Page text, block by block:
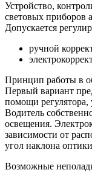
Устройство,
световых приборов
Допускается
ручной
Принцип работы в
Первый вариант
помощи регулятора,
Водитель
освещения.
зависимости от
угол наклона
Возможные